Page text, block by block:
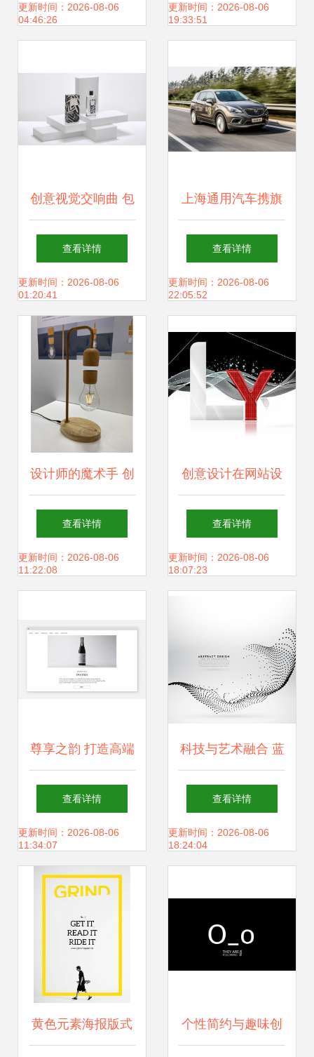
擎
更新时间：2026-08-06
04:46:26
网站设计
更新时间：2026-08-06
19:33:51
创意视觉交响曲 包
装、插画、标志与
网站的融合之美
查看详情
更新时间：2026-08-06
01:20:41
上海通用汽车携旗
下32款车型重磅亮
相广州车展，以创
引领未来出行
查看详情
更新时间：2026-08-06
22:05:52
设计师的魔术手 创
意设计联展上的灵
感交锋
查看详情
更新时间：2026-08-06
11:22:08
创意设计在网站设
计中的核心价值与
实践路径
查看详情
更新时间：2026-08-06
18:07:23
尊享之韵 打造高端
洋酒品牌创意视觉
设计与网站建设的
艺术
查看详情
更新时间：2026-08-06
11:34:07
科技与艺术融合 蓝
色点线面科幻光效
H5背景设计解析
查看详情
更新时间：2026-08-06
18:24:04
黄色元素海报版式 个性简约与趣味创